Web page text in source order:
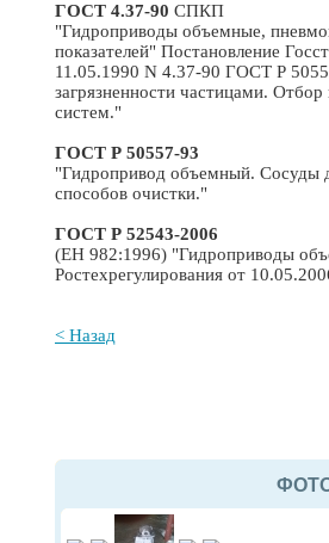
ГОСТ 4.37-90 СПКП
"Гидроприводы объемные,
показателей" Постановление
11.05.1990 N 4.37-90 ГОСТ Р
загрязненности частицами.
систем."
ГОСТ Р 50557-93
"Гидропривод объемный. Сосуды
способов очистки."
ГОСТ Р 52543-2006
(ЕН 982:1996) "Гидроприводы
Ростехрегулирования от
< Назад